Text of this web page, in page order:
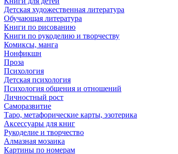
Детская художественная литература
Обучающая литература
Книги по рисованию
Книги по рукоделию и творчеству
Комиксы, манга
Нонфикшн
Проза
Психология
Детская психология
Психология общения и отношений
Личностный рост
Саморазвитие
Таро, метафорические карты, эзотерика
Аксессуары для книг
Рукоделие и творчество
Алмазная мозаика
Картины по номерам